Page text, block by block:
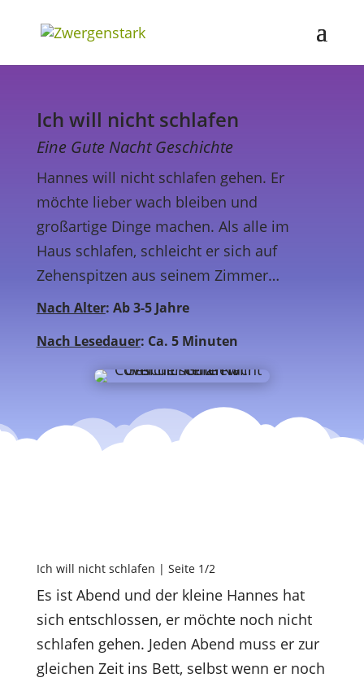
Ich will nicht schlafen
Eine Gute Nacht Geschichte
Hannes will nicht schlafen gehen. Er
möchte lieber wach bleiben und
großartige Dinge machen. Als alle im
Haus schlafen, schleicht er sich auf
Zehenspitzen aus seinem Zimmer…
Nach Alter: Ab 3-5 Jahre
Nach Lesedauer: Ca. 5 Minuten
Ich will nicht schlafen | Seite 1/2
Es ist Abend und der kleine Hannes hat
sich entschlossen, er möchte noch nicht
schlafen gehen. Jeden Abend muss er zur
gleichen Zeit ins Bett, selbst wenn er noch